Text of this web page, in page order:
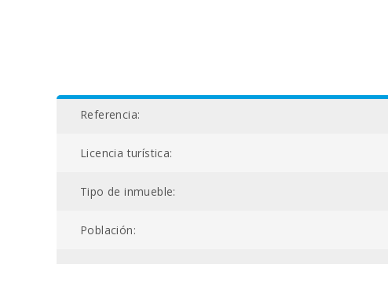
Referencia:
Licencia turística:
Tipo de inmueble:
Población: